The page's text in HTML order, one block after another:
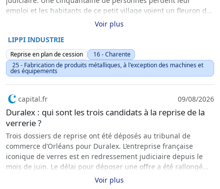
emploi et les habitants de ce petit village voient un fleuron de
Voir plus
LIPPI INDUSTRIE
Reprise en plan de cession
16 - Charente
25 - Fabrication de produits métalliques, à l'exception des machines et
des équipements
capital.fr 09/08/2026
Duralex : qui sont les trois candidats à la reprise de la
verrerie ?
Trois dossiers de reprise ont été déposés au tribunal de
commerce d’Orléans pour Duralex. L’entreprise française
iconique de verres est en redressement judiciaire depuis le
mois de juin. Le délai pour déposer une offre a été rallongé
jusqu’au 11 septembre. Une audience doit avoir lieu le 17 pour
Voir plus